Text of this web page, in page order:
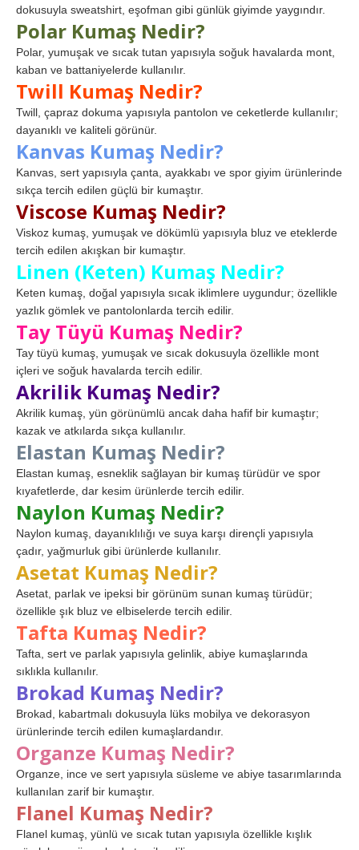
dokusuyla sweatshirt, eşofman gibi günlük giyimde yaygındır.
Polar Kumaş Nedir?
Polar, yumuşak ve sıcak tutan yapısıyla soğuk havalarda mont,
kaban ve battaniyelerde kullanılır.
Twill Kumaş Nedir?
Twill, çapraz dokuma yapısıyla pantolon ve ceketlerde kullanılır;
dayanıklı ve kaliteli görünür.
Kanvas Kumaş Nedir?
Kanvas, sert yapısıyla çanta, ayakkabı ve spor giyim ürünlerinde
sıkça tercih edilen güçlü bir kumaştır.
Viscose Kumaş Nedir?
Viskoz kumaş, yumuşak ve dökümlü yapısıyla bluz ve eteklerde
tercih edilen akışkan bir kumaştır.
Linen (Keten) Kumaş Nedir?
Keten kumaş, doğal yapısıyla sıcak iklimlere uygundur; özellikle
yazlık gömlek ve pantolonlarda tercih edilir.
Tay Tüyü Kumaş Nedir?
Tay tüyü kumaş, yumuşak ve sıcak dokusuyla özellikle mont
içleri ve soğuk havalarda tercih edilir.
Akrilik Kumaş Nedir?
Akrilik kumaş, yün görünümlü ancak daha hafif bir kumaştır;
kazak ve atkılarda sıkça kullanılır.
Elastan Kumaş Nedir?
Elastan kumaş, esneklik sağlayan bir kumaş türüdür ve spor
kıyafetlerde, dar kesim ürünlerde tercih edilir.
Naylon Kumaş Nedir?
Naylon kumaş, dayanıklılığı ve suya karşı dirençli yapısıyla
çadır, yağmurluk gibi ürünlerde kullanılır.
Asetat Kumaş Nedir?
Asetat, parlak ve ipeksi bir görünüm sunan kumaş türüdür;
özellikle şık bluz ve elbiselerde tercih edilir.
Tafta Kumaş Nedir?
Tafta, sert ve parlak yapısıyla gelinlik, abiye kumaşlarında
sıklıkla kullanılır.
Brokad Kumaş Nedir?
Brokad, kabartmalı dokusuyla lüks mobilya ve dekorasyon
ürünlerinde tercih edilen kumaşlardandır.
Organze Kumaş Nedir?
Organze, ince ve sert yapısıyla süsleme ve abiye tasarımlarında
kullanılan zarif bir kumaştır.
Flanel Kumaş Nedir?
Flanel kumaş, yünlü ve sıcak tutan yapısıyla özellikle kışlık